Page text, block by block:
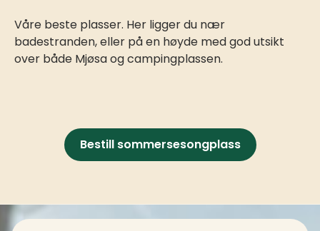
Våre beste plasser. Her ligger du nær
badestranden, eller på en høyde med god utsikt
over både Mjøsa og campingplassen.
Bestill sommersesongplass
Kontaktinfo og kolofon